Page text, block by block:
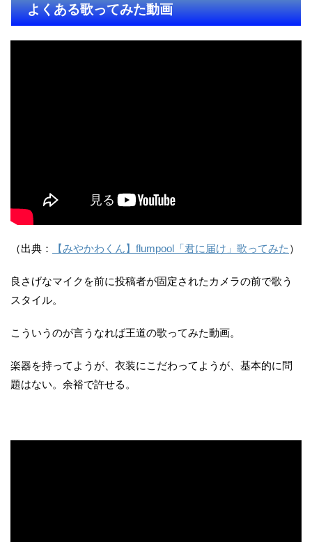
よくある歌ってみた動画
（出典： 【みやかわくん】flumpool「君に届け」歌ってみた ）
良さげなマイクを前に投稿者が固定されたカメラの前で歌う
スタイル。
こういうのが言うなれば王道の歌ってみた動画。
楽器を持ってようが、衣装にこだわってようが、基本的に問
題はない。余裕で許せる。